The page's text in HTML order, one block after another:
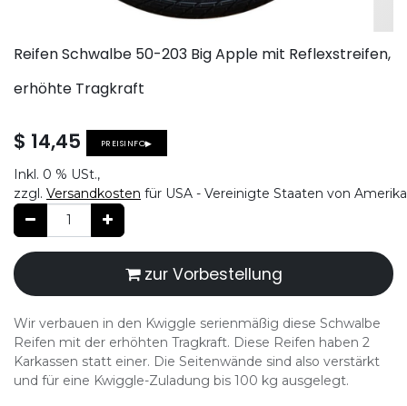
Reifen Schwalbe 50-203 Big Apple mit Reflexstreifen,
erhöhte Tragkraft
$ 14,45 PREISINFO▶
Inkl. 0 % USt.,
zzgl. Versandkosten für USA - Vereinigte Staaten von Amerika
zur Vorbestellung
Wir verbauen in den Kwiggle serienmäßig diese Schwalbe
Reifen mit der erhöhten Tragkraft. Diese Reifen haben 2
Karkassen statt einer. Die Seitenwände sind also verstärkt
und für eine Kwiggle-Zuladung bis 100 kg ausgelegt.